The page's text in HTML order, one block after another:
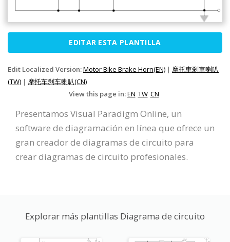
EDITAR ESTA PLANTILLA
Edit Localized Version:Motor Bike Brake Horn(EN) | 摩托車剎車喇叭
(TW) | 摩托车刹车喇叭(CN)
View this page in:EN TW CN
Presentamos Visual Paradigm Online, un
software de diagramación en línea que ofrece un
gran creador de diagramas de circuito para
crear diagramas de circuito profesionales.
Explorar más plantillas Diagrama de circuito